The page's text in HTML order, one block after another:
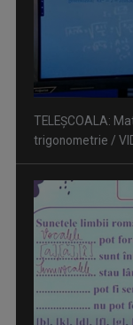
TELEȘCOALA:
fonetică (I) /